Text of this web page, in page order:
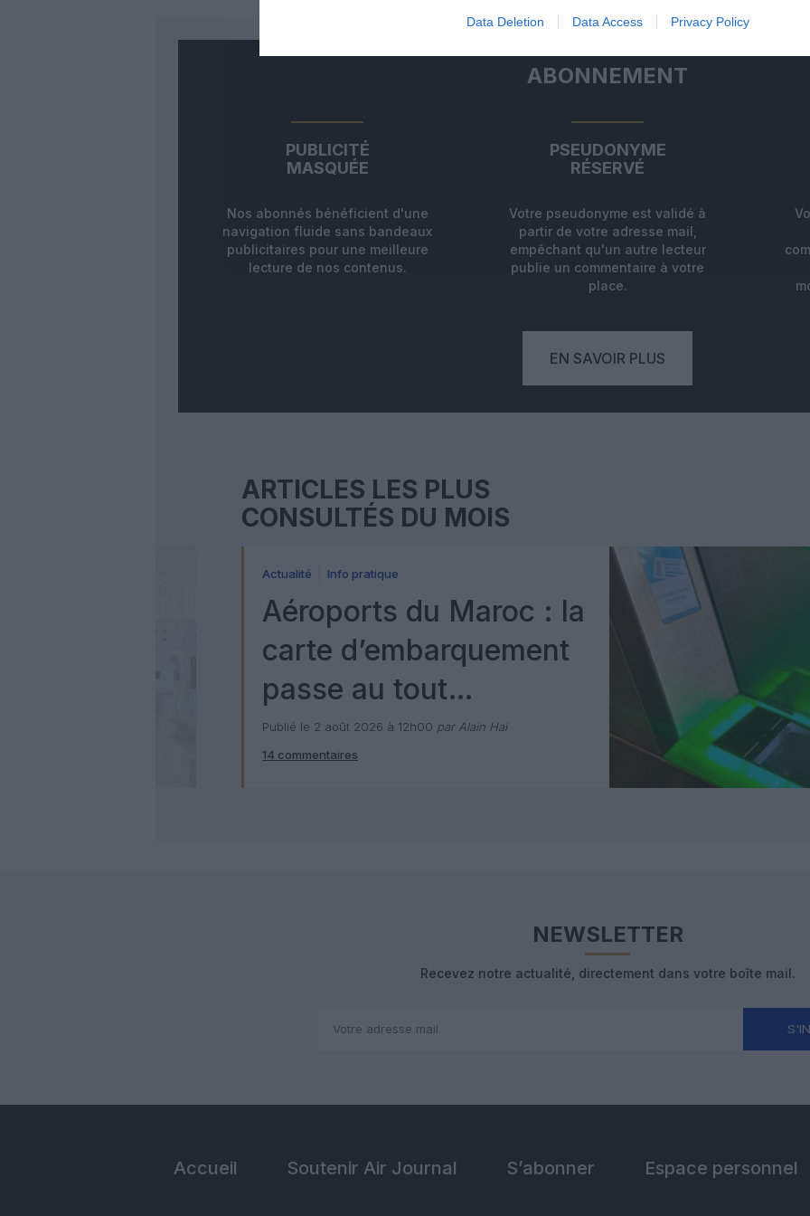
Data Deletion Data Access Privacy Policy
ABONNEMENT
PUBLICITÉ
MASQUÉE
Nos abonnés bénéficient d'une
navigation fluide sans bandeaux
publicitaires pour une meilleure
lecture de nos contenus.
PSEUDONYME
RÉSERVÉ
Votre pseudonyme est validé à
partir de votre adresse mail,
empêchant qu'un autre lecteur
publie un commentaire à votre
place.
EN SAVOIR PLUS
ARTICLES LES PLUS
CONSULTÉS DU MOIS
Actualité Info pratique
Aéroports du Maroc : la
carte d’embarquement
passe au tout
numérique avec Pax
Check
Publié le 2 août 2026 à 12h00 par Alain Hai
14 commentaires
NEWSLETTER
Recevez notre actualité, directement dans votre boîte mail.
Accueil Soutenir Air Journal S’abonner Espace personnel